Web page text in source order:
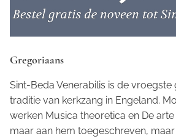
Gregoriaans
Sint-Beda Venerabilis is de vroegste
traditie van kerkzang in Engeland.
werken Musica theoretica en De
maar aan hem toegeschreven,